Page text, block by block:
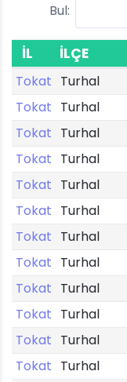
Bul:
İL İLÇE
Tokat Turhal
Tokat Turhal
Tokat Turhal
Tokat Turhal
Tokat Turhal
Tokat Turhal
Tokat Turhal
Tokat Turhal
Tokat Turhal
Tokat Turhal
Tokat Turhal
Tokat Turhal